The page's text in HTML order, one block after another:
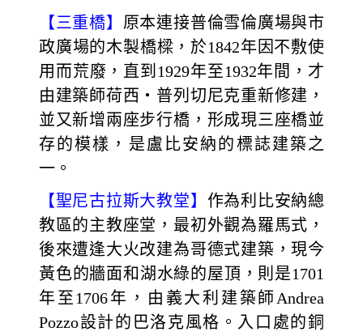
【三重橋】 原本連接普倫雪倫廣場與市
政廣場的木製橋樑，於1842年因不敷使
用而荒廢，直到1929年至1932年間，才
由建築師荷西‧普列切尼克重新修建，
並又新增兩座步行橋，形成現三座橋並
存的模樣，是盧比安納的標誌建築之
一。
【聖尼古拉斯大教堂】 作為利比安納總
教區的主教座堂，最初外觀為羅馬式，
後來遭逢大火改建為哥德式建築，現今
黃色的牆面和湖水綠的屋頂，則是1701
年至1706年，由義大利建築師Andrea
Pozzo設計的巴洛克風格。入口處的銅